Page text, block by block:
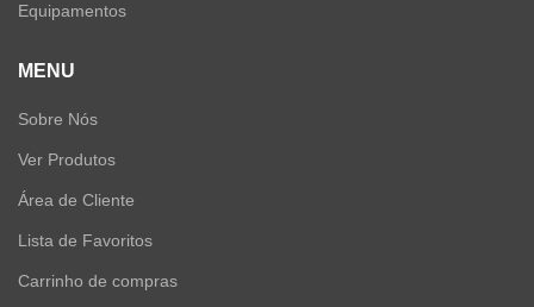
Equipamentos
MENU
Sobre Nós
Ver Produtos
Área de Cliente
Lista de Favoritos
Carrinho de compras